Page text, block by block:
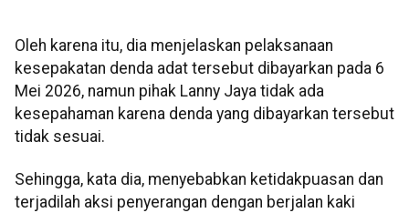
Oleh karena itu, dia menjelaskan pelaksanaan
kesepakatan denda adat tersebut dibayarkan pada 6
Mei 2026, namun pihak Lanny Jaya tidak ada
kesepahaman karena denda yang dibayarkan tersebut
tidak sesuai.
Sehingga, kata dia, menyebabkan ketidakpuasan dan
terjadilah aksi penyerangan dengan berjalan kaki